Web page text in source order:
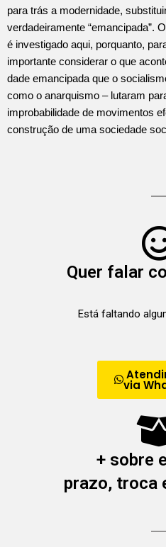
para trás a modernidade,
verdadeiramente “emancipada”.
é investigado aqui, porquanto,
importante considerar o que
dade emancipada que o
como o anarquismo – lutaram
improbabilidade de movimentos
construção de uma socie­dade
Quer falar
Está faltando
via
+ sobre
prazo, troca